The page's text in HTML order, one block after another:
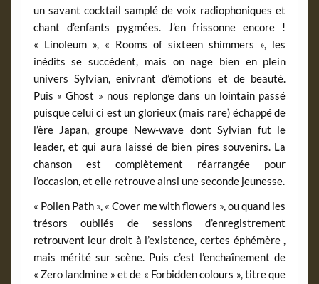
un savant cocktail samplé de voix radiophoniques et
chant d’enfants pygmées. J’en frissonne encore !
« Linoleum », « Rooms of sixteen shimmers », les
inédits se succèdent, mais on nage bien en plein
univers Sylvian, enivrant d’émotions et de beauté.
Puis « Ghost » nous replonge dans un lointain passé
puisque celui ci est un glorieux (mais rare) échappé de
l’ère Japan, groupe New-wave dont Sylvian fut le
leader, et qui aura laissé de bien pires souvenirs. La
chanson est complètement réarrangée pour
l’occasion, et elle retrouve ainsi une seconde jeunesse.
« Pollen Path », « Cover me with flowers », ou quand les
trésors oubliés de sessions d’enregistrement
retrouvent leur droit à l’existence, certes éphémère ,
mais mérité sur scène. Puis c’est l’enchaînement de
« Zero landmine » et de « Forbidden colours », titre que